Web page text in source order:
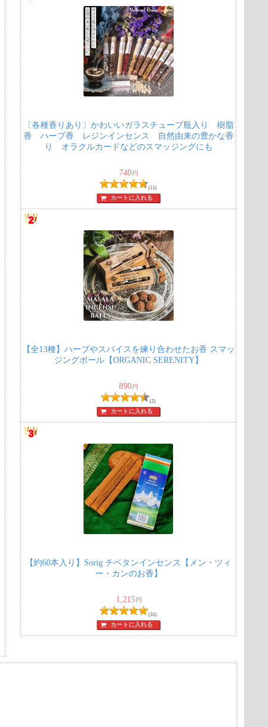
〔各種香りあり〕かわいいガラスチューブ瓶入り 樹脂
香 ハーブ香 レジンインセンス 自然由来の豊かな香
り オラクルカードなどのスマッジングにも
740 円
(11)
カートに入れる
【全13種】ハーブやスパイスを練り合わせたお香 スマッ
ジングボール【ORGANIC SERENITY】
890 円
(2)
カートに入れる
【約60本入り】Sorig チベタンインセンス【メン・ツィ
ー・カンのお香】
1,215 円
(31)
カートに入れる